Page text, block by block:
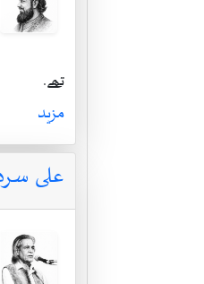
تھے.
مزید
علی